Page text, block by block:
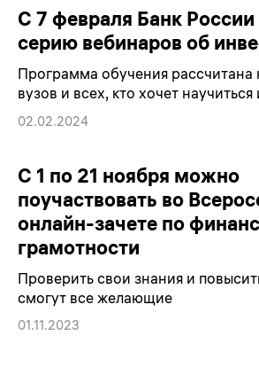
С 7 февраля Банк России
серию вебинаров об
Программа обучения рассчитана
вузов и всех, кто хочет
02.02.2024
С 1 по 21 ноября можно
поучаствовать во
онлайн-зачете по
грамотности
Проверить свои знания и
смогут все желающие
01.11.2023